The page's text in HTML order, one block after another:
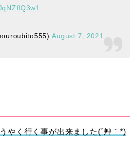
August 7, 2021
やく行く事が出来ました(´艸｀*)